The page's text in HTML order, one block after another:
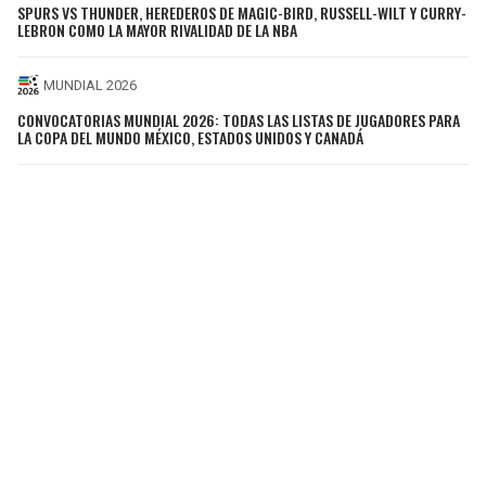
SPURS VS THUNDER, HEREDEROS DE MAGIC-BIRD, RUSSELL-WILT Y CURRY-
LEBRON COMO LA MAYOR RIVALIDAD DE LA NBA
MUNDIAL 2026
CONVOCATORIAS MUNDIAL 2026: TODAS LAS LISTAS DE JUGADORES PARA
LA COPA DEL MUNDO MÉXICO, ESTADOS UNIDOS Y CANADÁ